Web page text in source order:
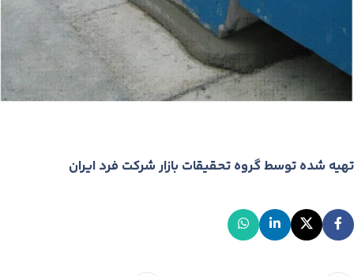
تهیه شده توسط گروه تحقیقات بازار شرکت فرد ایران